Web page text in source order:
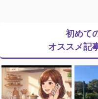
初めて
オススメ記